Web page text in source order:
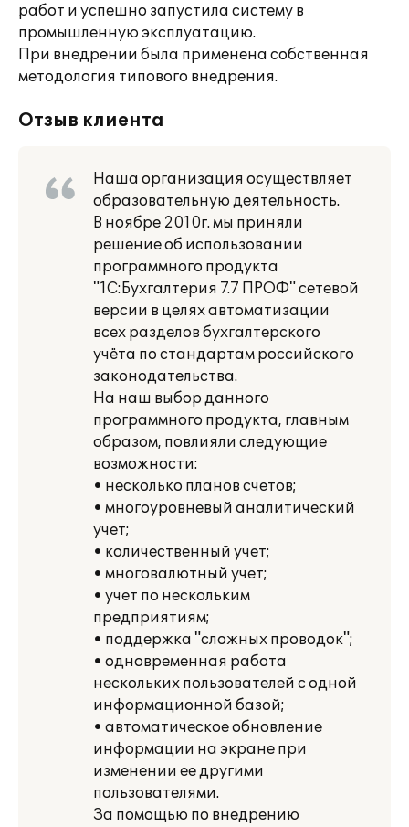
работ и успешно запустила систему в
промышленную эксплуатацию.
При внедрении была применена собственная
методология типового внедрения.
Отзыв клиента
Наша организация осуществляет
образовательную деятельность.
В ноябре 2010г. мы приняли
решение об использовании
программного продукта
"1С:Бухгалтерия 7.7 ПРОФ" сетевой
версии в целях автоматизации
всех разделов бухгалтерского
учёта по стандартам российского
законодательства.
На наш выбор данного
программного продукта, главным
образом, повлияли следующие
возможности:
• несколько планов счетов;
• многоуровневый аналитический
учет;
• количественный учет;
• многовалютный учет;
• учет по нескольким
предприятиям;
• поддержка "сложных проводок";
• одновременная работа
нескольких пользователей с одной
информационной базой;
• автоматическое обновление
информации на экране при
изменении ее другими
пользователями.
За помощью по внедрению